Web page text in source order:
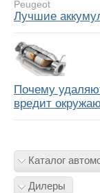
Peugeot
Лучшие
Почему
вредит
Каталог
Дилеры